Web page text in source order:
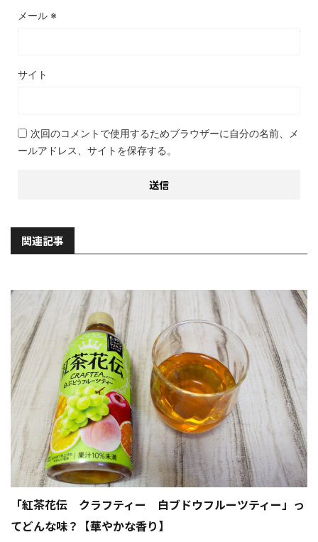
メール ※
サイト
次回のコメントで使用するためブラウザーに自分の名前、メ
ールアドレス、サイトを保存する。
関連記事
「紅茶花伝 クラフティー 白ブドウフルーツティー」っ
てどんな味？【華やかな香り】